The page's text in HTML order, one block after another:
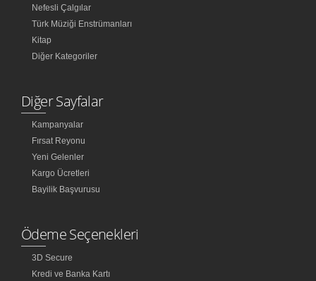
Nefesli Çalgılar
Türk Müziği Enstrümanları
Kitap
Diğer Kategoriler
Diğer Sayfalar
Kampanyalar
Fırsat Reyonu
Yeni Gelenler
Kargo Ücretleri
Bayilik Başvurusu
Ödeme Seçenekleri
3D Secure
Kredi ve Banka Kartı